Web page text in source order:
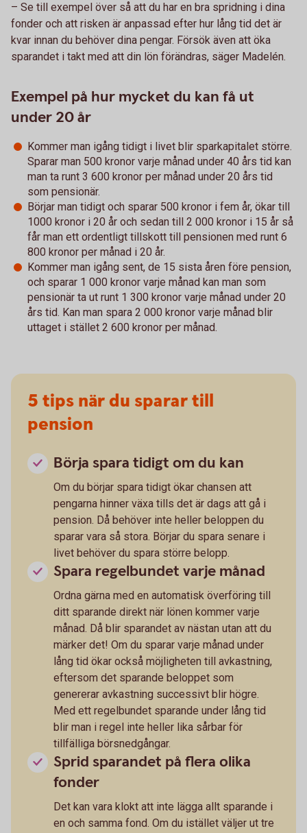
– Se till exempel över så att du har en bra spridning i dina
fonder och att risken är anpassad efter hur lång tid det är
kvar innan du behöver dina pengar. Försök även att öka
sparandet i takt med att din lön förändras, säger Madelén.
Exempel på hur mycket du kan få ut
under 20 år
Kommer man igång tidigt i livet blir sparkapitalet större.
Sparar man 500 kronor varje månad under 40 års tid kan
man ta runt 3 600 kronor per månad under 20 års tid
som pensionär.
Börjar man tidigt och sparar 500 kronor i fem år, ökar till
1000 kronor i 20 år och sedan till 2 000 kronor i 15 år så
får man ett ordentligt tillskott till pensionen med runt 6
800 kronor per månad i 20 år.
Kommer man igång sent, de 15 sista åren före pension,
och sparar 1 000 kronor varje månad kan man som
pensionär ta ut runt 1 300 kronor varje månad under 20
års tid. Kan man spara 2 000 kronor varje månad blir
uttaget i stället 2 600 kronor per månad.
5 tips när du sparar till
pension
Börja spara tidigt om du kan
Om du börjar spara tidigt ökar chansen att
pengarna hinner växa tills det är dags att gå i
pension. Då behöver inte heller beloppen du
sparar vara så stora. Börjar du spara senare i
livet behöver du spara större belopp.
Spara regelbundet varje månad
Ordna gärna med en automatisk överföring till
ditt sparande direkt när lönen kommer varje
månad. Då blir sparandet av nästan utan att du
märker det! Om du sparar varje månad under
lång tid ökar också möjligheten till avkastning,
eftersom det sparande beloppet som
genererar avkastning successivt blir högre.
Med ett regelbundet sparande under lång tid
blir man i regel inte heller lika sårbar för
tillfälliga börsnedgångar.
Sprid sparandet på flera olika
fonder
Det kan vara klokt att inte lägga allt sparande i
en och samma fond. Om du istället väljer ut tre